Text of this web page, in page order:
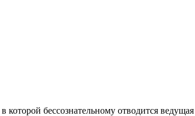
бессознательному отводится